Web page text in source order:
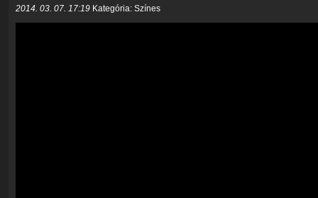
2014. 03. 07. 17:19 Kategória: Színes